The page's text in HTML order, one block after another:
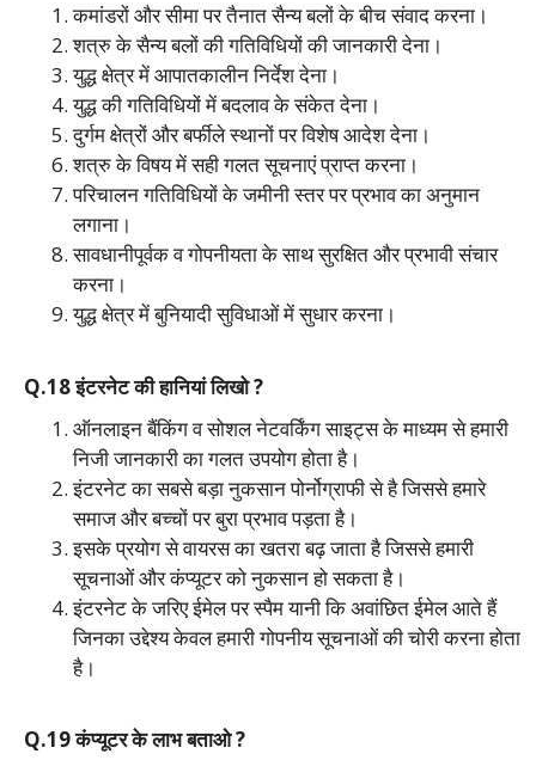
कमांडरों और सीमा पर तैनात सैन्य बलों के बीच संवाद करना।
शत्रु के सैन्य बलों की गतिविधियों की जानकारी देना।
युद्ध क्षेत्र में आपातकालीन निर्देश देना।
युद्ध की गतिविधियों में बदलाव के संकेत देना।
दुर्गम क्षेत्रों और बर्फीले स्थानों पर विशेष आदेश देना।
शत्रु के विषय में सही गलत सूचनाएं प्राप्त करना।
परिचालन गतिविधियों के जमीनी स्तर पर प्रभाव का अनुमान
लगाना।
सावधानीपूर्वक व गोपनीयता के साथ सुरक्षित और प्रभावी संचार
करना।
युद्ध क्षेत्र में बुनियादी सुविधाओं में सुधार करना।
Q.18 इंटरनेट की हानियां लिखो ?
ऑनलाइन बैंकिंग व सोशल नेटवर्किंग साइट्स के माध्यम से हमारी
निजी जानकारी का गलत उपयोग होता है।
इंटरनेट का सबसे बड़ा नुकसान पोर्नोग्राफी से है जिससे हमारे
समाज और बच्चों पर बुरा प्रभाव पड़ता है।
इसके प्रयोग से वायरस का खतरा बढ़ जाता है जिससे हमारी
सूचनाओं और कंप्यूटर को नुकसान हो सकता है।
इंटरनेट के जरिए ईमेल पर स्पैम यानी कि अवांछित ईमेल आते हैं
जिनका उद्देश्य केवल हमारी गोपनीय सूचनाओं की चोरी करना होता
है।
Q.19 कंप्यूटर के लाभ बताओ ?